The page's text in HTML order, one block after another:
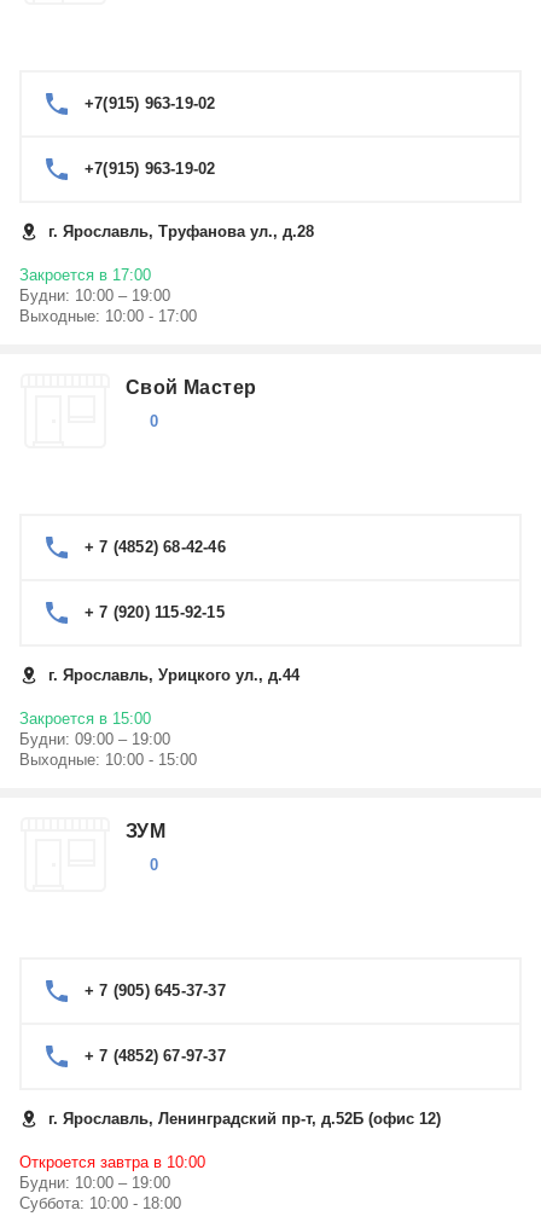
+7(915) 963-19-02
+7(915) 963-19-02
г. Ярославль, Труфанова ул., д.28
Закроется в 17:00
Будни: 10:00 – 19:00
Выходные: 10:00 - 17:00
Свой Мастер
0
+ 7 (4852) 68-42-46
+ 7 (920) 115-92-15
г. Ярославль, Урицкого ул., д.44
Закроется в 15:00
Будни: 09:00 – 19:00
Выходные: 10:00 - 15:00
ЗУМ
0
+ 7 (905) 645-37-37
+ 7 (4852) 67-97-37
г. Ярославль, Ленинградский пр-т, д.52Б (офис 12)
Откроется завтра в 10:00
Будни: 10:00 – 19:00
Суббота: 10:00 - 18:00